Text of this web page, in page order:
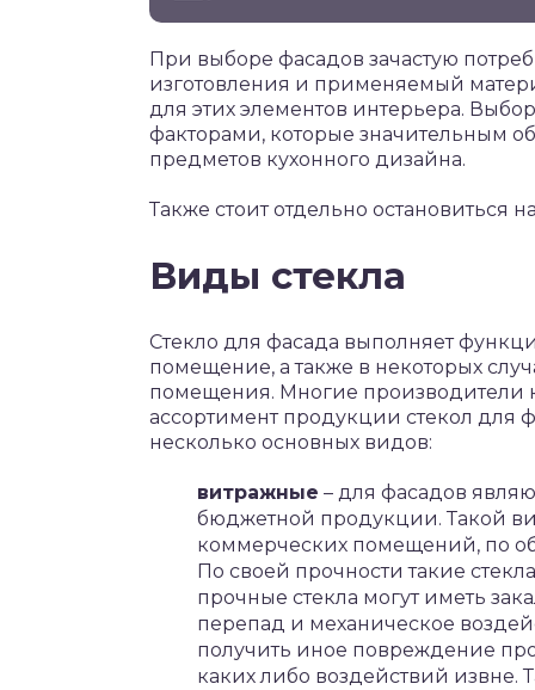
При выборе фасадов зачастую
изготовления и применяемый
для этих элементов интерьера.
факторами, которые значительным
предметов кухонного дизайна.
Также стоит отдельно остановиться
Виды стекла
Стекло для фасада выполняет
помещение, а также в некоторых
помещения. Многие производители
ассортимент продукции стекол для
несколько основных видов:
витражные – для фасадов
бюджетной продукции. Такой
коммерческих помещений, по
По своей прочности такие
прочные стекла могут иметь
перепад и механическое
получить иное повреждение
каких либо воздействий